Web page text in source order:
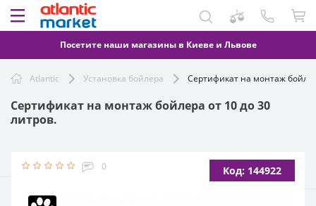
Посетите наши магазины в Киеве и Львове
Atlantic Установка бойлера Сертификат на монтаж
Сертификат на монтаж бойлера от 10 до 30
литров.
0 Код: 144922